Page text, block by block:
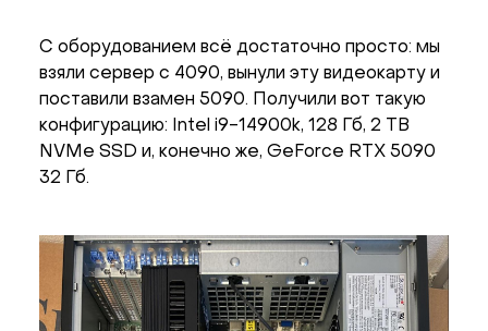
С оборудованием всё достаточно просто: мы
взяли сервер с 4090, вынули эту видеокарту и
поставили взамен 5090. Получили вот такую
конфигурацию: Intel i9-14900k, 128 Гб, 2 TB
NVMe SSD и, конечно же, GeForce RTX 5090
32 Гб.